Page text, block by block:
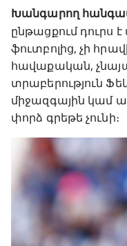
Խանգարող
ընթացքում դուրս
ֆուտբոլից, չի
հավաքական,
տրաբերություն
միջազգային կամ
փորձ գրեթե չունի։